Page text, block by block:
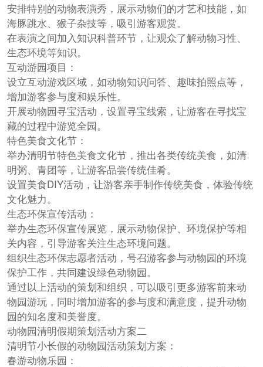
安排特别的动物表演秀，展示动物们的才艺和技能，如
海豚跳水、猴子杂技等，吸引游客观赏。
在表演之间加入知识科普环节，让观众了解动物习性、
生态环境等知识。
互动游园项目：
设立互动游戏区域，如动物知识问答、趣味拍照点等，
增加游客参与度和娱乐性。
开展动物园寻宝活动，设置寻宝线索，让游客在寻找宝
藏的过程中游览全园。
特色美食文化节：
举办清明节特色美食文化节，推出各类传统美食，如清
明粥、青团等，让游客品尝传统佳肴。
设置美食DIY活动，让游客亲手制作传统美食，体验传统
文化魅力。
生态环保宣传活动：
举办生态环保宣传展览，展示动物保护、环境保护等相
关内容，引导游客关注生态环境问题。
组织生态环保志愿者活动，号召游客参与动物园的环境
保护工作，共同建设绿色动物园。
通过以上活动的策划和组织，可以吸引更多游客前来动
物园游玩，同时增加游客的参与度和满意度，提升动物
园的知名度和美誉度。
动物园清明假期策划活动方案二
清明节小长假的动物园活动策划方案：
春游动物乐园：